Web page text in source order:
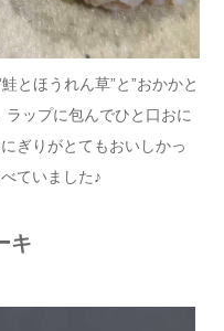
とほうれん草”と”おかかと
ラップに包んでひと口おに
ぎりがとてもおいしかっ
ていました♪
キ